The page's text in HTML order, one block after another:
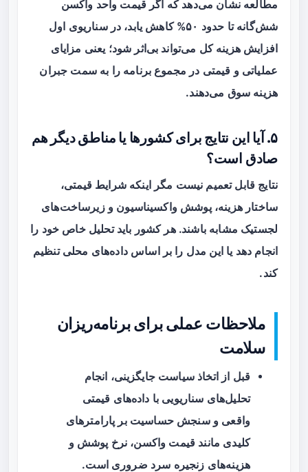
مطالعه نشان می‌دهد که اگر قیمت واحد واکسن
شش‌گانه تا حدود ۵۰% کاهش یابد، در سناریوی اول
افزایش هزینه کل می‌تواند بی‌اثر شود؛ یعنی مزایای
عملیاتی و قیمتی در مجموع برنامه را به سمت جبران
هزینه سوق می‌دهند.
۵. آیا این نتایج برای کشورها یا مناطق دیگر هم
صادق است؟
نتایج قابل تعمیم نیست مگر اینکه شرایط قیمتی،
ساختار هزینه، پوشش واکسیناسیون و زیرساخت‌های
لجستیک مشابه باشند. هر کشور باید تحلیل خاص خود را
انجام دهد یا این مدل را بر اساس داده‌های محلی تنظیم
کند.
ملاحظات عملی برای برنامه‌ریزان
سلامت
قبل از اتخاذ سیاست جایگزینی، انجام
تحلیل‌های سناریویی با داده‌های قیمتی
واقعی و سنجش حساسیت بر پارامترهای
کلیدی مانند قیمت واکسن، نرخ پوشش و
هزینه‌های زنجیره سرد ضروری است.